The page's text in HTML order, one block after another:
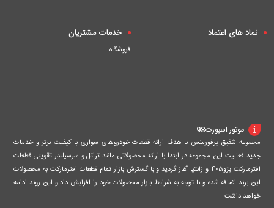
نماد های اعتماد خدمات مشتریان
فروشگاه
موتور اسپورت98
مجموعه شفیق پرفورمنس با هدف ارائه قطعات خودروهای سواری با کیفیت برتر و خدمات
جدید فعالیت این مجموعه در ابتدا با ارائه محصولاتی مانند تراتل و سرسیلندر تقویتی قطعات
افترمارکت پژو405 و زانتیا آغاز گردید و با گسترش بازار تمام قطعات افترمارکت به محصولات
این برند اضافه شده و با توجه به شرایط بازار محصولات خود را افزایش داد و این روند ادامه
خواهد داشت